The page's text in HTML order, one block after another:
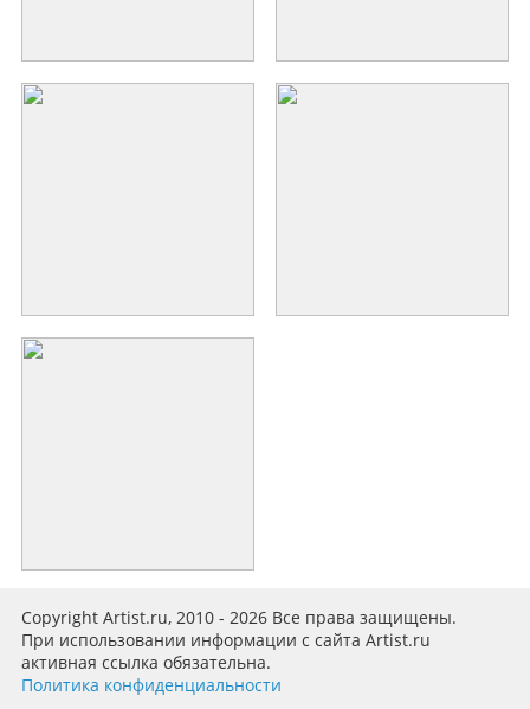
Copyright Artist.ru, 2010 - 2026 Все права защищены.
При использовании информации с сайта Artist.ru
активная ссылка обязательна.
Политика конфиденциальности